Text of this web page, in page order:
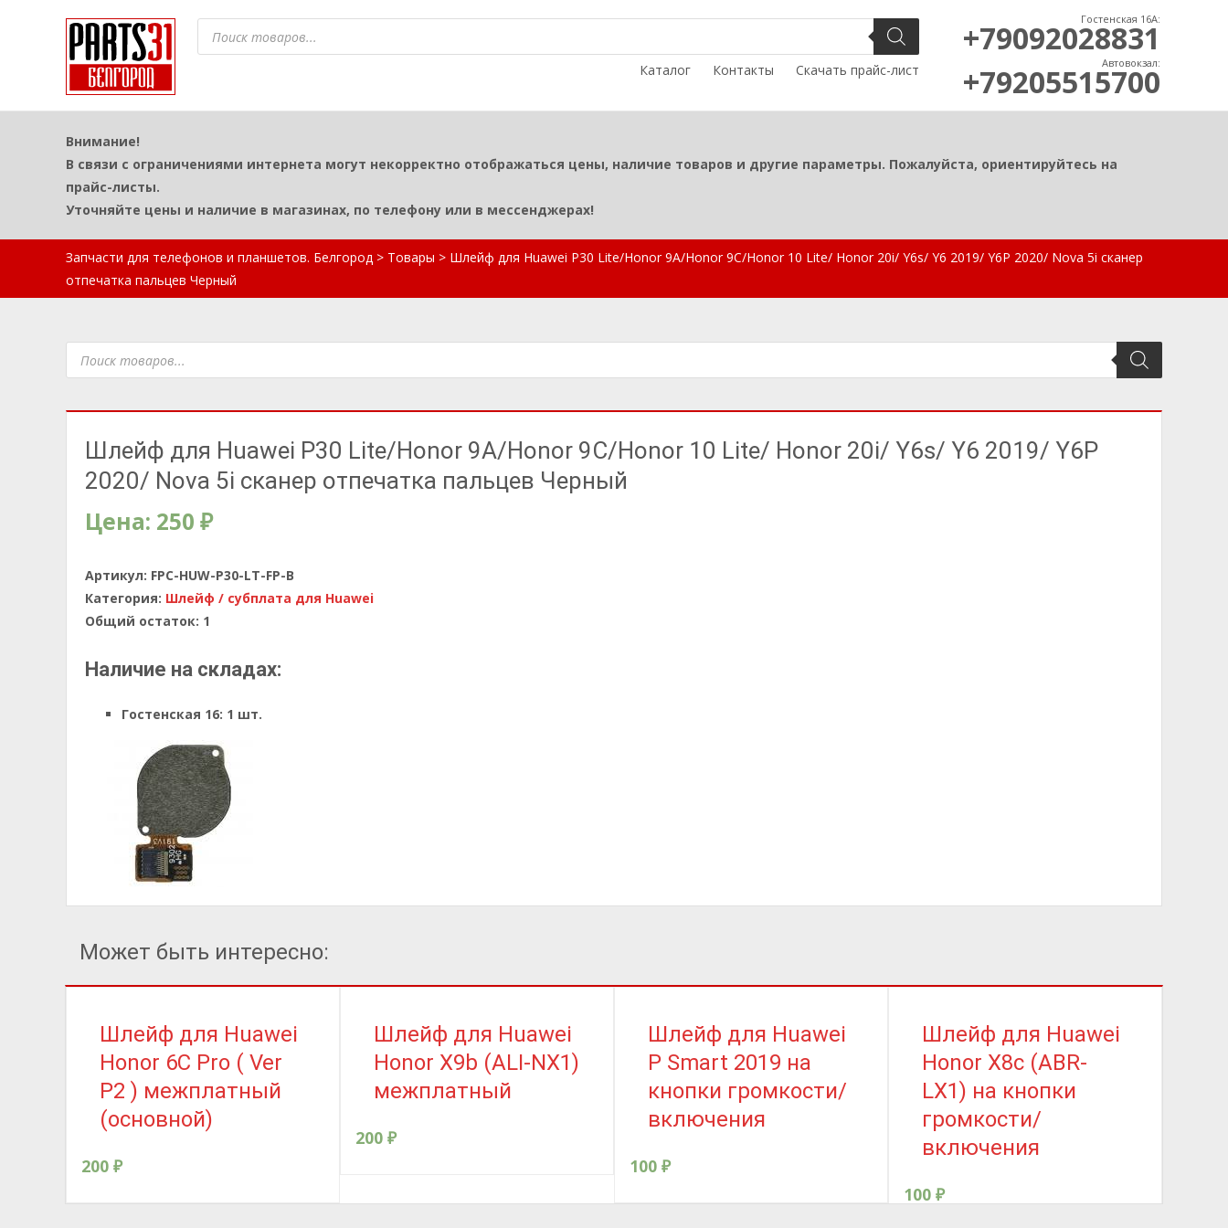
Поиск
товаров
Каталог
Контакты Скачать прайс-лист
Гостенская 16А:
+79092028831
Автовокзал:
+79205515700
Внимание!
В связи с ограничениями интернета могут некорректно отображаться цены, наличие товаров и другие параметры. Пожалуйста, ориентируйтесь на
прайс-листы.
Уточняйте цены и наличие в магазинах, по телефону или в мессенджерах!
Запчасти для телефонов и планшетов. Белгород > Товары > Шлейф для Huawei P30 Lite/Honor 9A/Honor 9C/Honor 10 Lite/ Honor 20i/ Y6s/ Y6 2019/ Y6P 2020/ Nova 5i сканер
отпечатка пальцев Черный
Поиск
товаров
Шлейф для Huawei P30 Lite/Honor 9A/Honor 9C/Honor 10 Lite/ Honor 20i/ Y6s/ Y6 2019/ Y6P
2020/ Nova 5i сканер отпечатка пальцев Черный
Цена: 250 ₽
Артикул: FPC-HUW-P30-LT-FP-B
Категория: Шлейф / субплата для Huawei
Общий остаток: 1
Наличие на складах:
Гостенская 16: 1 шт.
Может быть интересно:
Шлейф для Huawei
Honor 6C Pro ( Ver
P2 ) межплатный
(основной)
200 ₽
Шлейф для Huawei
Honor X9b (ALI-NX1)
межплатный
200 ₽
Шлейф для Huawei
P Smart 2019 на
кнопки громкости/
включения
100 ₽
Шлейф для Huawei
Honor X8c (ABR-
LX1) на кнопки
громкости/
включения
100 ₽